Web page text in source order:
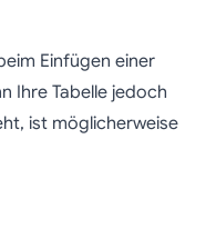
Einfügen einer
Ihre Tabelle jedoch
ist möglicherweise